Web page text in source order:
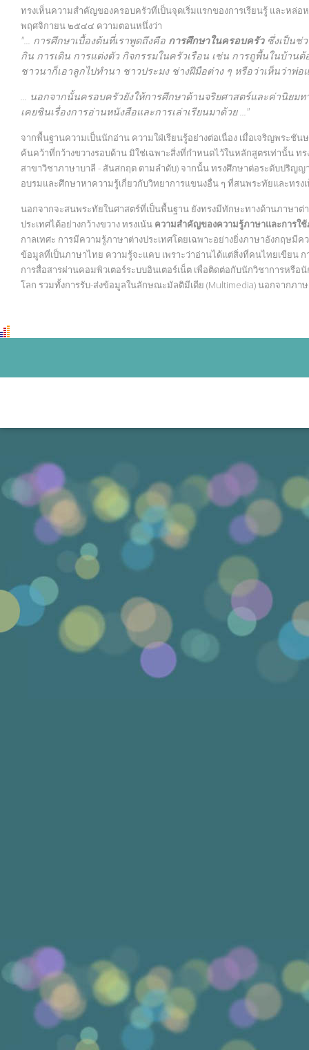
ทรงเห็นความสำคัญของครอบครัวที่เป็นจุดเริ่มแรกของการเรียนรู้ และหล่
พฤศจิกายน ๒๕๔๔ ความตอนหนึ่งว่า
"... การศึกษาเบื้องต้นที่เราพูดถึงคือ การศึกษาในครอบครัว ซึ่งเป็นช่
กิน การเดิน การแต่งตัว กิจกรรมในครัวเรือน เช่น การถูพื้นในบ้าน
ชาวนาก็เอาลูกไปทำนา ชาวประมง ช่างฝีมือต่าง ๆ หรือว่าเห็นว่าพ่
... นอกจากนั้นครอบครัวยังให้การศึกษาด้านจริยศาสตร์และค่านิยม
เคยชินเรื่องการอ่านหนังสือและการเล่าเรียนมาด้วย ..."
จากพื้นฐานความเป็นนักอ่าน ความใฝ่เรียนรู้อย่างต่อเนื่อง เมื่อเจริญพระ
ค้นคว้าที่กว้างขวางรอบด้าน มิใช่เฉพาะสิ่งที่กำหนดไว้ในหลักสูตรเท่านั้น
สาขาวิชาภาษาบาลี - สันสกฤต ตามลำดับ) จากนั้น ทรงศึกษาต่อระดับปริญ
อบรมและศึกษาหาความรู้เกี่ยวกับวิทยาการแขนงอื่น ๆ ที่สนพระทัยและทรง
นอกจากจะสนพระทัยในศาสตร์ที่เป็นพื้นฐาน ยังทรงมีทักษะทางด้านภาษาต่
ประเทศได้อย่างกว้างขวาง ทรงเน้น ความสำคัญของความรู้ภาษาและการใ
กาลเทศะ การมีความรู้ภาษาต่างประเทศโดยเฉพาะอย่างยิ่งภาษาอังกฤษ
ข้อมูลที่เป็นภาษาไทย ความรู้จะแคบ เพราะว่าอ่านได้แต่สิ่งที่คนไทยเขียน
การสื่อสารผ่านคอมพิวเตอร์ระบบอินเตอร์เน็ต เพื่อติดต่อกับนักวิชาการหรื
โลก รวมทั้งการรับ-ส่งข้อมูลในลักษณะมัลติมีเดีย (Multimedia) นอกจากภ